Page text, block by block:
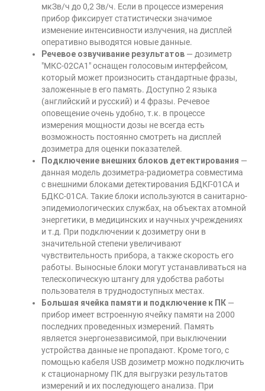
мкЗв/ч до 0,2 Зв/ч. Если в процессе измерения
прибор фиксирует статистически значимое
изменение интенсивности излучения, на дисплей
оперативно выводятся новые данные.
Речевое озвучивание результатов — дозиметр
"МКС-02СА1" оснащен голосовым интерфейсом,
который может произносить стандартные фразы,
заложенные в его память. Доступно 2 языка
(английский и русский) и 4 фразы. Речевое
оповещение очень удобно, т.к. в процессе
измерения мощности дозы не всегда есть
возможность постоянно смотреть на дисплей
дозиметра для оценки показателей.
Подключение внешних блоков детектирования —
данная модель дозиметра-радиометра совместима
с внешними блоками детектирования БДКГ-01СА и
БДКС-01СА. Такие блоки используются в санитарно-
эпидемиологических службах, на объектах атомной
энергетики, в медицинских и научных учреждениях
и т.д. При подключении к дозиметру они в
значительной степени увеличивают
чувствительность прибора, а также скорость его
работы. Выносные блоки могут устанавливаться на
телескопическую штангу для удобства работы
пользователя в труднодоступных местах.
Большая ячейка памяти и подключение к ПК —
прибор имеет встроенную ячейку памяти на 2000
последних проведенных измерений. Память
является энергонезависимой, при выключении
устройства данные не пропадают. Кроме того, с
помощью кабеля USB дозиметр можно подключить
к стационарному ПК для выгрузки результатов
измерений и их последующего анализа. При